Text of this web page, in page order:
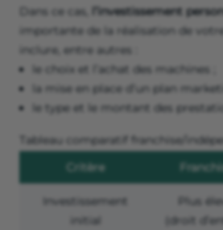
Dans ce cas, l’investissement
importante de la réalisation de
inclure, entre autres :
le choix et l’achat des machines ;
la mise en place d’un plan
le type et le montant des
Tableau comparatif franchise/
Critère
Investissement
initial
Plus
(droit